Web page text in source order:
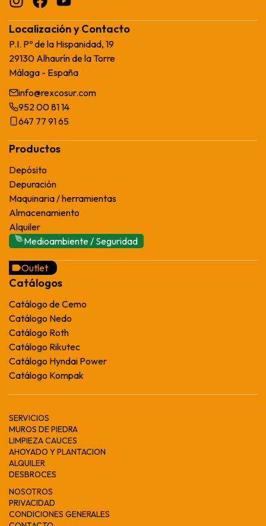
Localización y Contacto
P.I. Pº de la Hispanidad, 19
29130 Alhaurín de la Torre
Málaga - España
info@rexcosur.com
952 00 81 14
647 77 91 65
Productos
Depósito
Depuración
Maquinaria / herramientas
Almacenamiento
Alquiler
Medioambiente / Seguridad
Outlet
Catálogos
Catálogo de Cemo
Catálogo Nedo
Catálogo Roth
Catálogo Rikutec
Catálogo Hyndai Power
Catálogo Kompak
SERVICIOS
MUROS DE PIEDRA
LIMPIEZA CAUCES
AHOYADO Y PLANTACION
ALQUILER
DESBROCES
NOSOTROS
PRIVACIDAD
CONDICIONES GENERALES